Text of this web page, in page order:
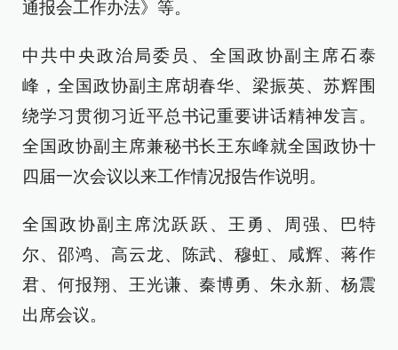
通报会工作办法》等。
中共中央政治局委员、全国政协副主席石泰
峰，全国政协副主席胡春华、梁振英、苏辉围
绕学习贯彻习近平总书记重要讲话精神发言。
全国政协副主席兼秘书长王东峰就全国政协十
四届一次会议以来工作情况报告作说明。
全国政协副主席沈跃跃、王勇、周强、巴特
尔、邵鸿、高云龙、陈武、穆虹、咸辉、蒋作
君、何报翔、王光谦、秦博勇、朱永新、杨震
出席会议。